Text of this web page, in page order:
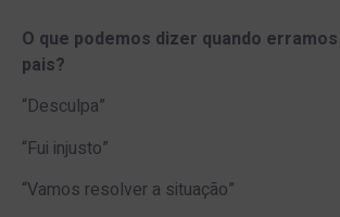
O que podemos dizer quando
pais?
“Desculpa”
“Fui injusto”
“Vamos resolver a situação”